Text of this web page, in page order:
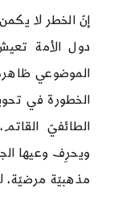
إنّ الخطر لا
دول الأمة
الموضوعي
الخطورة في
الطائفيّ
ويحرِف وعيها
مذهبيّة مرضيّة،